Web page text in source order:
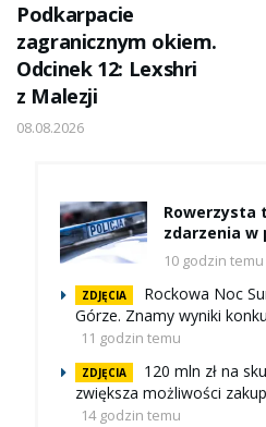
Podkarpacie
zagranicznym okiem.
Odcinek 12: Lexshri
z Malezji
08.08.2026
Rowerzysta
zdarzenia w
10 godzin temu
ZDJĘCIA
Rockowa Noc
Górze. Znamy wyniki
11 godzin temu
ZDJĘCIA
120 mln zł na
zwiększa możliwości
14 godzin temu